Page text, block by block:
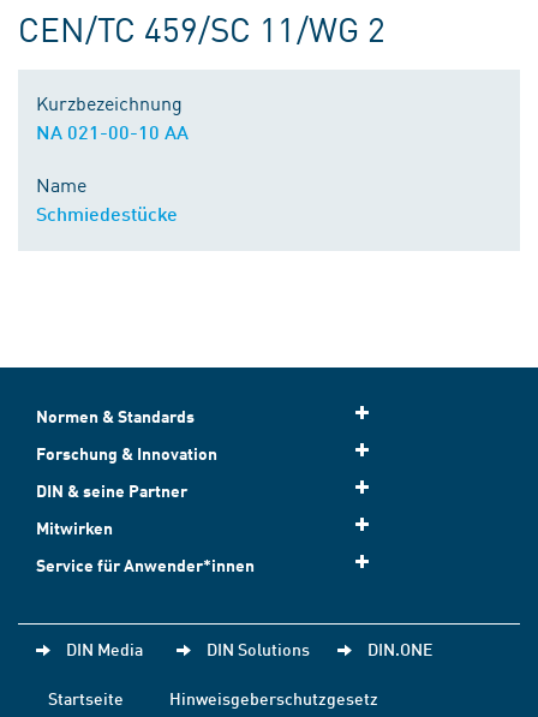
CEN/TC 459/SC 11/WG 2
Kurzbezeichnung
NA 021-00-10 AA
Name
Schmiedestücke
Normen & Standards
Forschung & Innovation
DIN & seine Partner
Mitwirken
Service für Anwender*innen
DIN Media DIN Solutions DIN.ONE
Startseite
Hinweisgeberschutzgesetz